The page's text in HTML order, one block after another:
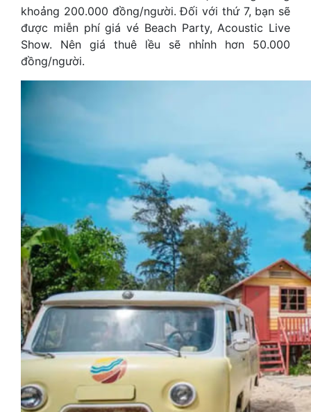
khoảng 200.000 đồng/người. Đối với thứ 7, bạn sẽ
được miễn phí giá vé Beach Party, Acoustic Live
Show. Nên giá thuê lều sẽ nhỉnh hơn 50.000
đồng/người.